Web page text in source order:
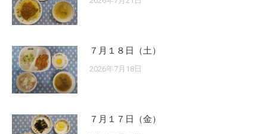
７月１８日（土）
2026年7月18日
７月１７日（金）